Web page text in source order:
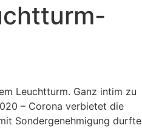
Leuchtturm. Ganz intim zu
– Corona verbietet die
Sondergenehmigung durfte